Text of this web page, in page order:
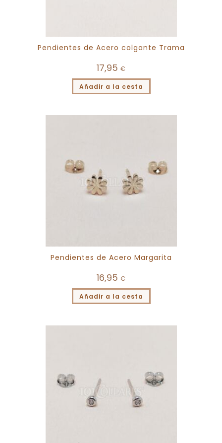
Pendientes de Acero colgante Trama
17,95 €
Añadir a la cesta
Pendientes de Acero Margarita
16,95 €
Añadir a la cesta